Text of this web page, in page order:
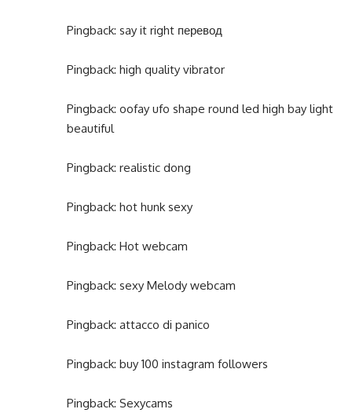
Pingback: say it right перевод
Pingback: high quality vibrator
Pingback: oofay ufo shape round led high bay light
beautiful
Pingback: realistic dong
Pingback: hot hunk sexy
Pingback: Hot webcam
Pingback: sexy Melody webcam
Pingback: attacco di panico
Pingback: buy 100 instagram followers
Pingback: Sexycams